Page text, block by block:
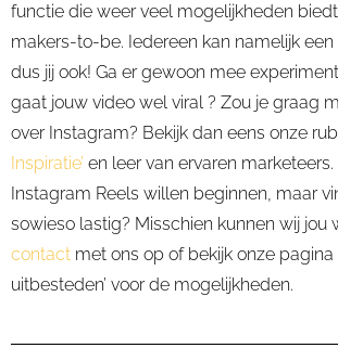
functie die weer veel mogelijkheden
makers-to-be. Iedereen kan namelijk een
dus jij ook! Ga er gewoon mee
gaat jouw video wel viral ? Zou je graag
over Instagram? Bekijk dan eens onze
Inspiratie’ en leer van ervaren
Instagram Reels willen beginnen, maar
sowieso lastig? Misschien kunnen wij jou
contact met ons op of bekijk onze pagina
uitbesteden’ voor de mogelijkheden.